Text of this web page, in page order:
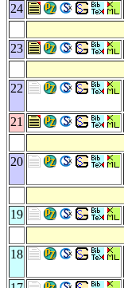
24
23
22
21
20
19
18